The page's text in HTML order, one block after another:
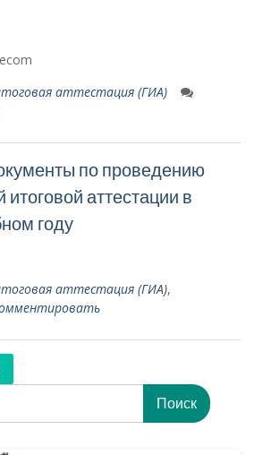
аттестация (ГИА)
по проведению
итоговой аттестации в
году
аттестация (ГИА),